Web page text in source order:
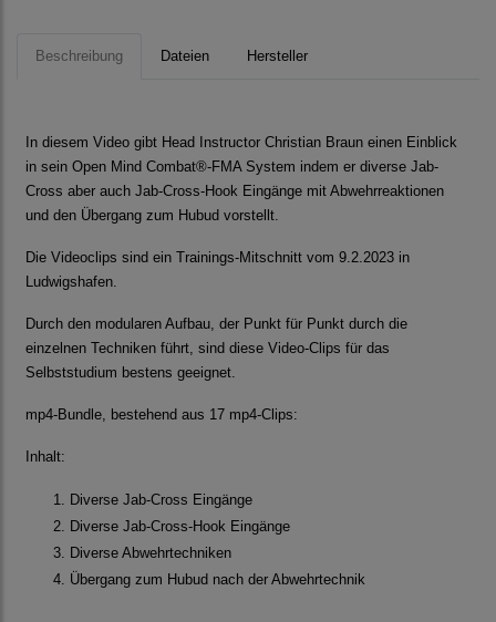
Beschreibung Dateien Hersteller
In diesem Video gibt Head Instructor Christian Braun einen Einblick
in sein Open Mind Combat®-FMA System indem er diverse Jab-
Cross aber auch Jab-Cross-Hook Eingänge mit Abwehrreaktionen
und den Übergang zum Hubud vorstellt.
Die Videoclips sind ein Trainings-Mitschnitt vom 9.2.2023 in
Ludwigshafen.
Durch den modularen Aufbau, der Punkt für Punkt durch die
einzelnen Techniken führt, sind diese Video-Clips für das
Selbststudium bestens geeignet.
mp4-Bundle, bestehend aus 17 mp4-Clips:
Inhalt:
Diverse Jab-Cross Eingänge
Diverse Jab-Cross-Hook Eingänge
Diverse Abwehrtechniken
Übergang zum Hubud nach der Abwehrtechnik